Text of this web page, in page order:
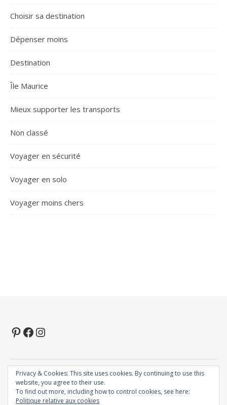
Choisir sa destination
Dépenser moins
Destination
Île Maurice
Mieux supporter les transports
Non classé
Voyager en sécurité
Voyager en solo
Voyager moins chers
Pinterest
Facebook
Instagram
2026 voyagermaintenant.com ©
Thème Ashe parWP Royal.
Privacy & Cookies: This site uses cookies. By continuing to use this
website, you agree to their use.
To find out more, including how to control cookies, see here:
Politique relative aux cookies